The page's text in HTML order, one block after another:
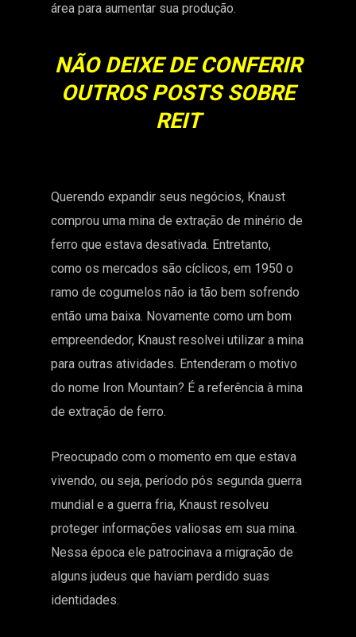
área para aumentar sua produção.
NÃO DEIXE DE CONFERIR
OUTROS POSTS SOBRE
REIT
Querendo expandir seus negócios, Knaust
comprou uma mina de extração de minério de
ferro que estava desativada. Entretanto,
como os mercados são cíclicos, em 1950 o
ramo de cogumelos não ia tão bem sofrendo
então uma baixa. Novamente como um bom
empreendedor, Knaust resolvei utilizar a mina
para outras atividades. Entenderam o motivo
do nome Iron Mountain? É a referência à mina
de extração de ferro.
Preocupado com o momento em que estava
vivendo, ou seja, período pós segunda guerra
mundial e a guerra fria, Knaust resolveu
proteger informações valiosas em sua mina.
Nessa época ele patrocinava a migração de
alguns judeus que haviam perdido suas
identidades.